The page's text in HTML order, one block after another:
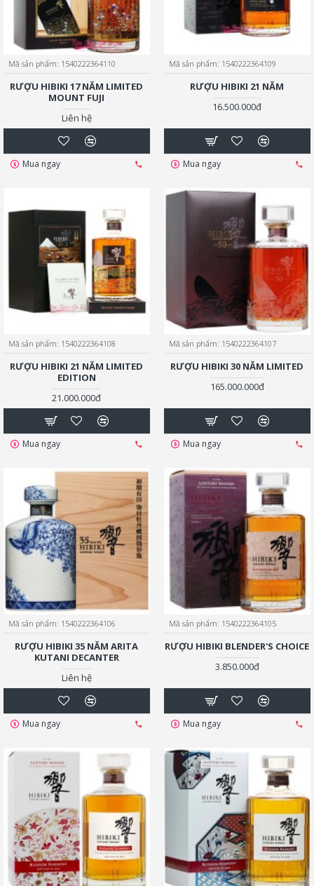
Mã sản phẩm: 1540222364110
RƯỢU HIBIKI 17 NĂM LIMITED
MOUNT FUJI
Liên hệ
Mua ngay
Mã sản phẩm: 1540222364109
RƯỢU HIBIKI 21 NĂM
16.500.000đ
Mua ngay
Mã sản phẩm: 1540222364108
RƯỢU HIBIKI 21 NĂM LIMITED
EDITION
21.000.000đ
Mua ngay
Mã sản phẩm: 1540222364107
RƯỢU HIBIKI 30 NĂM LIMITED
165.000.000đ
Mua ngay
Mã sản phẩm: 1540222364106
RƯỢU HIBIKI 35 NĂM ARITA
KUTANI DECANTER
Liên hệ
Mua ngay
Mã sản phẩm: 1540222364105
RƯỢU HIBIKI BLENDER'S CHOICE
3.850.000đ
Mua ngay